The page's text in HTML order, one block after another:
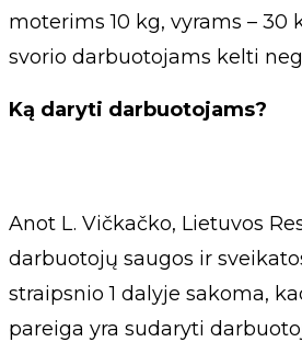
moterims 10 kg, vyrams – 30
svorio darbuotojams kelti
Ką daryti darbuotojams?
Anot L. Vičkačko, Lietuvos
darbuotojų saugos ir
straipsnio 1 dalyje sakoma,
pareiga yra sudaryti